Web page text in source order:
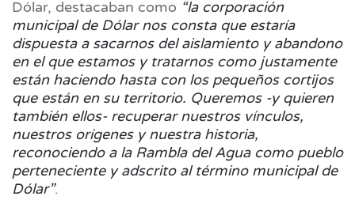
Dólar, destacaban como “la corporación
municipal de Dólar nos consta que estaría
dispuesta a sacarnos del aislamiento y abandono
en el que estamos y tratarnos como justamente
están haciendo hasta con los pequeños cortijos
que están en su territorio. Queremos -y quieren
también ellos- recuperar nuestros vínculos,
nuestros orígenes y nuestra historia,
reconociendo a la Rambla del Agua como pueblo
perteneciente y adscrito al término municipal de
Dólar”.